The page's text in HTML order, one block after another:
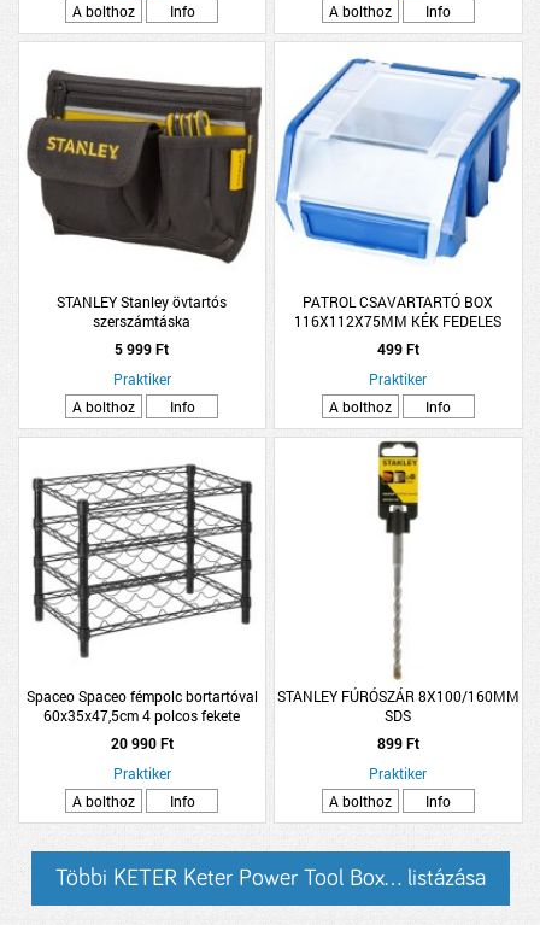
A bolthoz
Info
A bolthoz
Info
STANLEY Stanley övtartós
szerszámtáska
5 999 Ft
Praktiker
A bolthoz
Info
PATROL CSAVARTARTÓ BOX
116X112X75MM KÉK FEDELES
ERGOBOX PLUS 1
499 Ft
Praktiker
A bolthoz
Info
Spaceo Spaceo fémpolc bortartóval
60x35x47,5cm 4 polcos fekete
20 990 Ft
Praktiker
A bolthoz
Info
STANLEY FÚRÓSZÁR 8X100/160MM
SDS
899 Ft
Praktiker
A bolthoz
Info
Többi KETER Keter Power Tool Box... listázása